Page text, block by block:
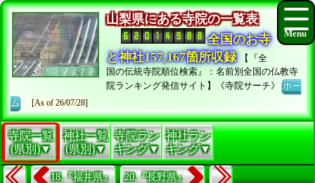
山梨県にある寺院の一覧表
全国のお寺
と神社157,167箇所収録
【『全
国の伝統寺院順位検索』：名前別全国の仏教寺
院ランキング発信サイト】《寺院サーチ》ホー
ム
[As of 26/07/28]
寺院一覧
(県別)▼
神社一覧
(県別)▼
寺院ラン
キング▼
神社ラン
キング▼
18.『福井県』 20.『長野県』